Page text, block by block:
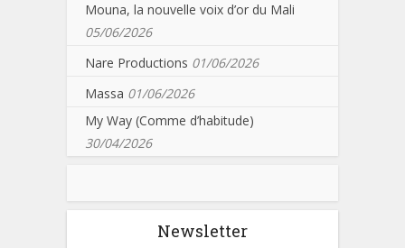
Mouna, la nouvelle voix d’or du Mali
05/06/2026
Nare Productions 01/06/2026
Massa 01/06/2026
My Way (Comme d’habitude)
30/04/2026
Newsletter